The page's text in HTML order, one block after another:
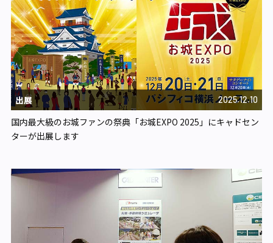
出展 2025.12.10
国内最大級のお城ファンの祭典「お城EXPO 2025」にキャドセン
ターが出展します